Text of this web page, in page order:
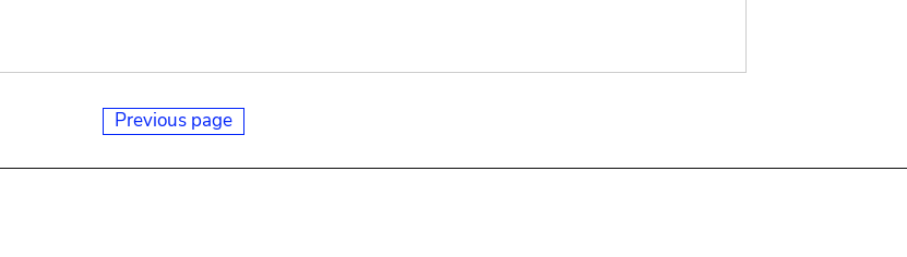
Previous page